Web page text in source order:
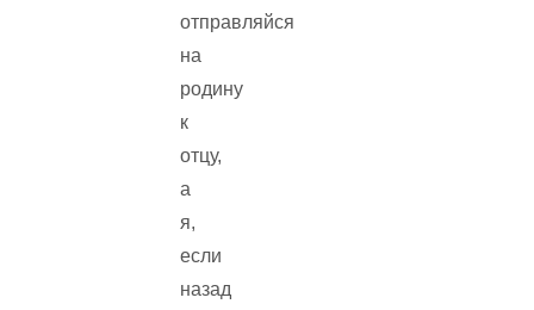
отправляйся
на
родину
к
отцу,
а
я,
если
назад